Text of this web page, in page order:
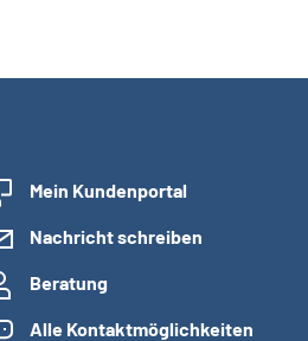
Mein Kundenportal
Nachricht schreiben
Beratung
Alle Kontaktmöglichkeiten